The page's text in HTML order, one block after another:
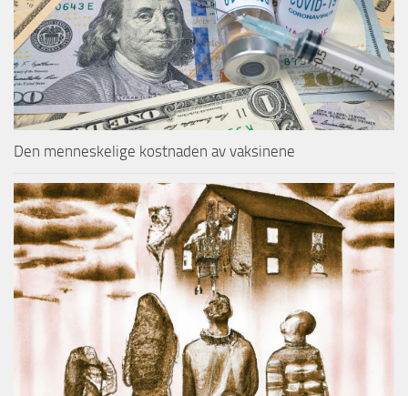
Den menneskelige kostnaden av vaksinene